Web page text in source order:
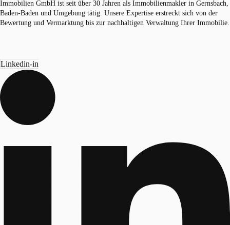
Immobilien GmbH ist seit über 30 Jahren als Immobilienmakler in Gernsbach,
Baden-Baden und Umgebung tätig. Unsere Expertise erstreckt sich von der
Bewertung und Vermarktung bis zur nachhaltigen Verwaltung Ihrer Immobilie.
Linkedin-in